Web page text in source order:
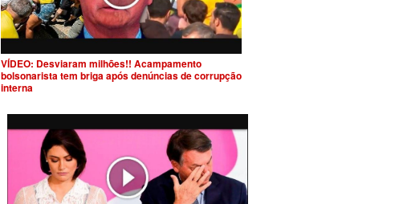
VÍDEO: Desviaram milhões!! Acampamento
bolsonarista tem briga após denúncias de corrupção
interna